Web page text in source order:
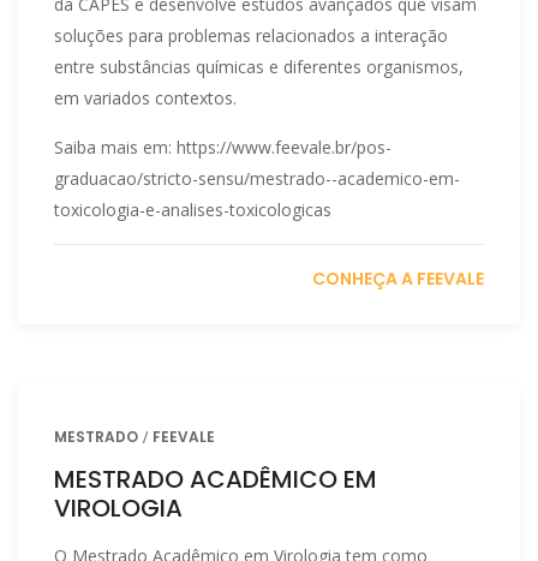
soluções para problemas relacionados a interação
entre substâncias químicas e diferentes organismos,
em variados contextos.
Saiba mais em: https://www.feevale.br/pos-
graduacao/stricto-sensu/mestrado--academico-em-
toxicologia-e-analises-toxicologicas
CONHEÇA A FEEVALE
MESTRADO FEEVALE
MESTRADO ACADÊMICO EM
VIROLOGIA
O Mestrado Acadêmico em Virologia tem como